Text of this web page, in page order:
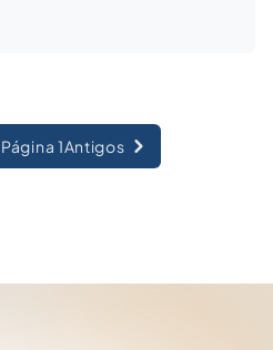
Página 1Antigos